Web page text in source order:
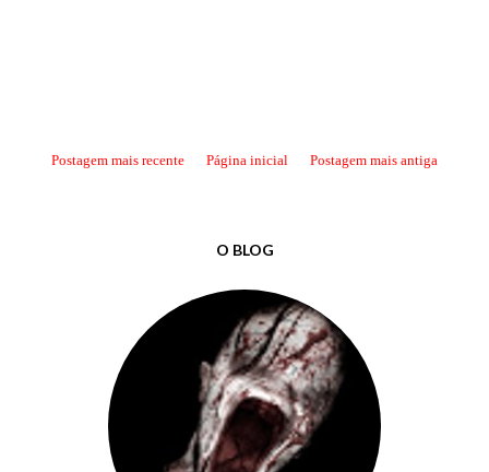
Postagem mais recente Postagem mais antiga
Página inicial
O BLOG